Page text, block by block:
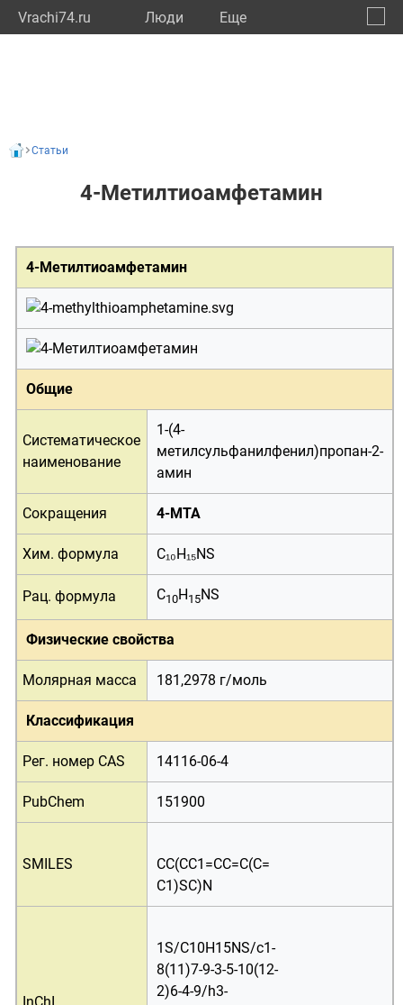
Vrachi74.ru Люди Eще
Статьи
4-Метилтиоамфетамин
4-Метилтиоамфетамин
Общие
Систематическое
наименование
1-(4-
метилсульфанилфенил)пропан-2-
амин
Сокращения 4-MTA
Хим. формула C₁₀H₁₅NS
Рац. формула C10H15NS
Физические свойства
Молярная масса 181,2978 г/моль
Классификация
Рег. номер CAS 14116-06-4
PubChem 151900
SMILES
CC(CC1=CC=C(C=
C1)SC)N
1S/C10H15NS/c1-
8(11)7-9-3-5-10(12-
2)6-4-9/h3-